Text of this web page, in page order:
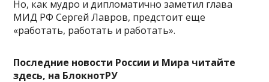
Но, как мудро и дипломатично заметил глава
МИД РФ Сергей Лавров, предстоит еще
«работать, работать и работать».
Последние новости России и Мира читайте
здесь, на БлокнотРУ